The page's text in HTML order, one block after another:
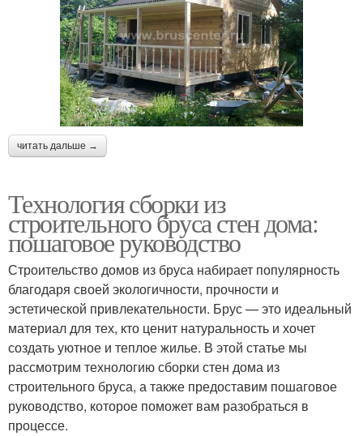
читать дальше →
Технология сборки из
строительного бруса стен дома:
пошаговое руководство
Строительство домов из бруса набирает популярность
благодаря своей экологичности, прочности и
эстетической привлекательности. Брус — это идеальный
материал для тех, кто ценит натуральность и хочет
создать уютное и теплое жилье. В этой статье мы
рассмотрим технологию сборки стен дома из
строительного бруса, а также предоставим пошаговое
руководство, которое поможет вам разобраться в
процессе.